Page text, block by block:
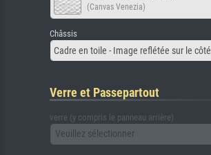
(Canvas Venezia)
Châssis
Cadre en toile - Image reflétée sur le côté
Verre et Passepartout
verre (y compris le panneau arrière)
Veuillez sélectionner